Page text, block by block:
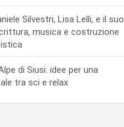
Silvestri, Lisa Lelli, e il suo
musica e costruzione
di Siusi: idee per una
tra sci e relax